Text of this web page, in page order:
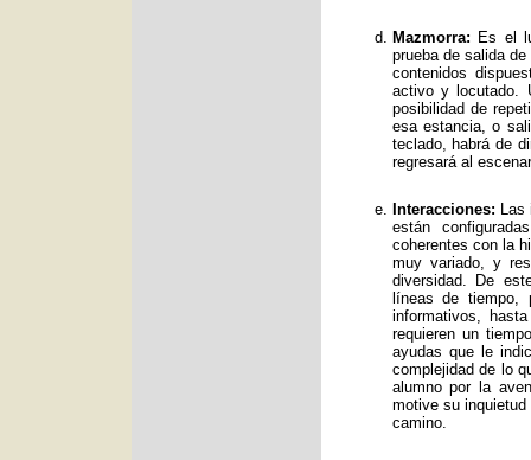
Mazmorra: Es el
prueba de salida
contenidos
activo y locutado.
posibilidad de
esa estancia, o
teclado, habrá de
regresará al
Interacciones: Las
están
coherentes con la
muy variado, y
diversidad. De
líneas de tiempo,
informativos,
requieren un
ayudas que le
complejidad de lo
alumno por la
motive su
camino.